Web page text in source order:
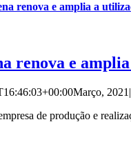
renova e amplia a
renova e
Março, 2021 |
de produção e